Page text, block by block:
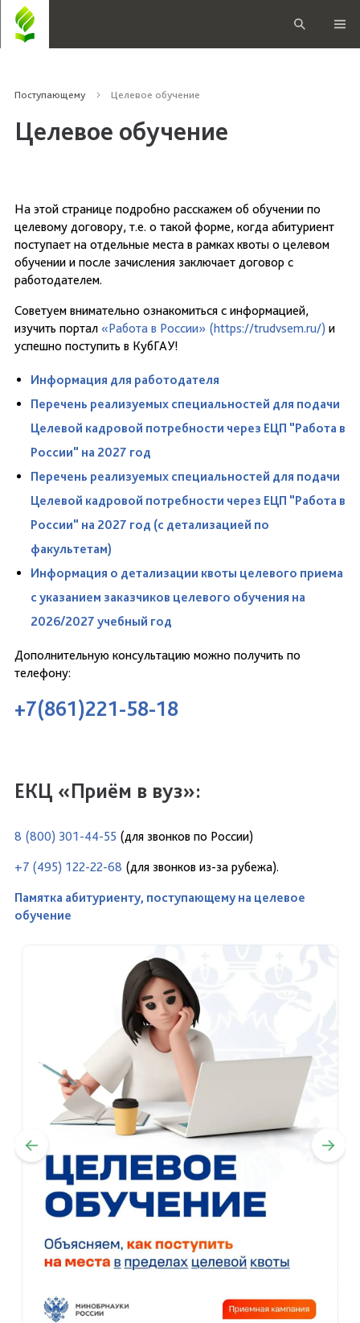
Поступающему Целевое обучение
Целевое обучение
На этой странице подробно расскажем об обучении по
целевому договору, т.е. о такой форме, когда абитуриент
поступает на отдельные места в рамках квоты о целевом
обучении и после зачисления заключает договор с
работодателем.
Советуем внимательно ознакомиться с информацией,
изучить портал «Работа в России» (https://trudvsem.ru/) и
успешно поступить в КубГАУ!
Информация для работодателя
Перечень реализуемых специальностей для подачи
Целевой кадровой потребности через ЕЦП "Работа в
России" на 2027 год
Перечень реализуемых специальностей для подачи
Целевой кадровой потребности через ЕЦП "Работа в
России" на 2027 год (с детализацией по
факультетам)
Информация о детализации квоты целевого приема
с указанием заказчиков целевого обучения на
2026/2027 учебный год
Дополнительную консультацию можно получить по
телефону:
+7(861)221-58-18
ЕКЦ «Приём в вуз»:
8 (800) 301-44-55 (для звонков по России)
+7 (495) 122-22-68 (для звонков из-за рубежа).
Памятка абитуриенту, поступающему на целевое
обучение